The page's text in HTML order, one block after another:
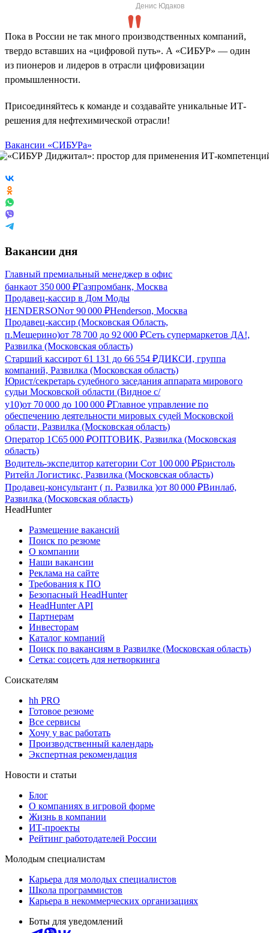
Денис Юдаков
Пока в России не так много производственных компаний,
твердо вставших на «цифровой путь». А «СИБУР» — один
из пионеров и лидеров в отрасли цифровизации
промышленности.
Присоединяйтесь к команде и создавайте уникальные ИТ-
решения для нефтехимической отрасли!
Вакансии «СИБУРа»
Вакансии дня
Главный премиальный менеджер в офис
банкаот 350 000 ₽Газпромбанк, Москва
Продавец-кассир в Дом Моды
HENDERSONот 90 000 ₽Henderson, Москва
Продавец-кассир (Московская Область,
п.Мещерино)от 78 700 до 92 000 ₽Сеть супермаркетов ДА!,
Развилка (Московская область)
Старший кассирот 61 131 до 66 554 ₽ДИКСИ, группа
компаний, Развилка (Московская область)
Юрист/секретарь судебного заседания аппарата мирового
судьи Московской области (Видное с/
у10)от 70 000 до 100 000 ₽Главное управление по
обеспечению деятельности мировых судей Московской
области, Развилка (Московская область)
Оператор 1С65 000 ₽ОПТОВИК, Развилка (Московская
область)
Водитель-экспедитор категории Сот 100 000 ₽Бристоль
Ритейл Логистикс, Развилка (Московская область)
Продавец-консультант ( п. Развилка )от 80 000 ₽Винлаб,
Развилка (Московская область)
HeadHunter
Размещение вакансий
Поиск по резюме
О компании
Наши вакансии
Реклама на сайте
Требования к ПО
Безопасный HeadHunter
HeadHunter API
Партнерам
Инвесторам
Каталог компаний
Поиск по вакансиям в Развилке (Московская область)
Сетка: соцсеть для нетворкинга
Соискателям
hh PRO
Готовое резюме
Все сервисы
Хочу у вас работать
Производственный календарь
Экспертная рекомендация
Новости и статьи
Блог
О компаниях в игровой форме
Жизнь в компании
ИТ-проекты
Рейтинг работодателей России
Молодым специалистам
Карьера для молодых специалистов
Школа программистов
Карьера в некоммерческих организациях
Боты для уведомлений